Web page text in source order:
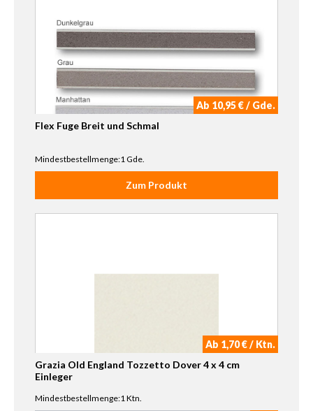
Ab 10,95 € / Gde.
Flex Fuge Breit und Schmal
Mindestbestellmenge:1 Gde.
Zum Produkt
Ab 1,70 € / Ktn.
Grazia Old England Tozzetto Dover 4 x 4 cm
Einleger
Mindestbestellmenge:1 Ktn.